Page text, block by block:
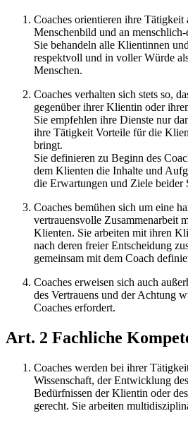
Coaches orientieren ihre Tätigkeit
Menschenbild und an menschlich-
Sie behandeln alle Klientinnen
respektvoll und in voller Würde
Menschen.
Coaches verhalten sich stets so,
gegenüber ihrer Klientin oder
Sie empfehlen ihre Dienste nur
ihre Tätigkeit Vorteile für die
bringt.
Sie definieren zu Beginn des
dem Klienten die Inhalte und
die Erwartungen und Ziele beider
Coaches bemühen sich um eine
vertrauensvolle Zusammenarbeit
Klienten. Sie arbeiten mit ihren
nach deren freier Entscheidung
gemeinsam mit dem Coach
Coaches erweisen sich auch
des Vertrauens und der Achtung
Coaches erfordert.
Art. 2 Fachliche
Coaches werden bei ihrer
Wissenschaft, der Entwicklung
Bedürfnissen der Klientin oder
gerecht. Sie arbeiten